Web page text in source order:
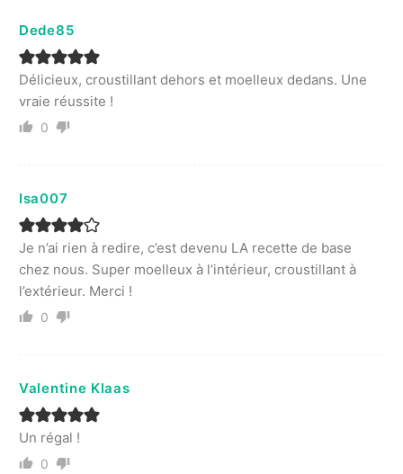
Dede85
Délicieux, croustillant dehors et moelleux dedans. Une
vraie réussite !
0
Isa007
Je n’ai rien à redire, c’est devenu LA recette de base
chez nous. Super moelleux à l’intérieur, croustillant à
l’extérieur. Merci !
0
Valentine Klaas
Un régal !
0